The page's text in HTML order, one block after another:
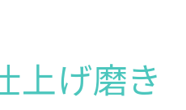
上げ磨き